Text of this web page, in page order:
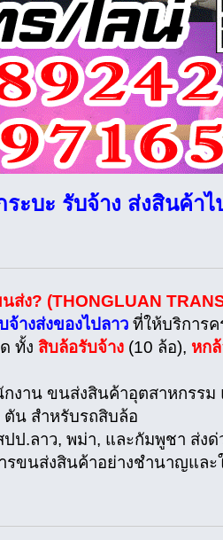
ะบะ รับจ้าง ส่งสินค้าไ
ส่ง? (THONGLUAN
จ้างส่งของไปลาวที่ให้บริการค
ทั้ง สิบล้อรับจ้าง(10 ล้อ), หก
งาน ขนส่งสินค้าอุตสาหกรรม
ตัน สำหรับรถสิบล้อ
ป.ลาว, พม่า, และกัมพูชา ส่งด่
รขนส่งสินค้าอย่างชำนาญแล